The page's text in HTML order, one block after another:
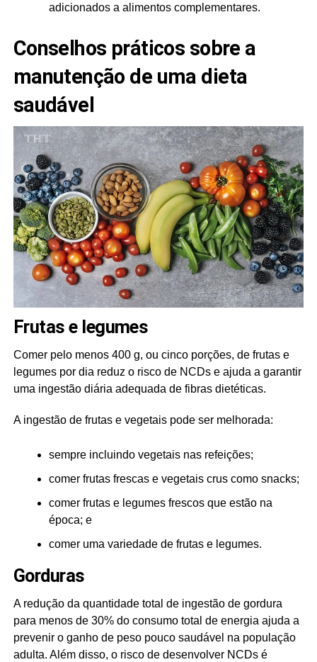
adicionados a alimentos complementares.
Conselhos práticos sobre a
manutenção de uma dieta
saudável
Frutas e legumes
Comer pelo menos 400 g, ou cinco porções, de frutas e
legumes por dia reduz o risco de NCDs e ajuda a garantir
uma ingestão diária adequada de fibras dietéticas.
A ingestão de frutas e vegetais pode ser melhorada:
sempre incluindo vegetais nas refeições;
comer frutas frescas e vegetais crus como snacks;
comer frutas e legumes frescos que estão na
época; e
comer uma variedade de frutas e legumes.
Gorduras
A redução da quantidade total de ingestão de gordura
para menos de 30% do consumo total de energia ajuda a
prevenir o ganho de peso pouco saudável na população
adulta. Além disso, o risco de desenvolver NCDs é